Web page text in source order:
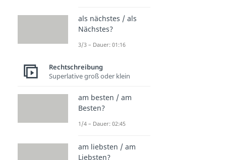
als nächstes / als
Nächstes?
3/3 – Dauer: 01:16
Rechtschreibung
Superlative groß oder klein
am besten / am
Besten?
1/4 – Dauer: 02:45
am liebsten / am
Liebsten?